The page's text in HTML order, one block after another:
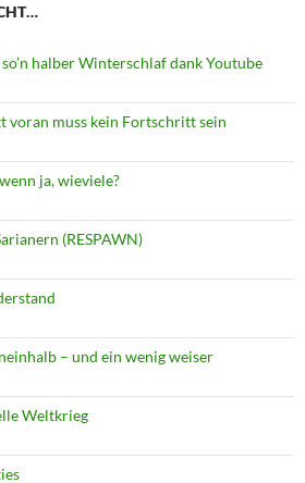
halber Winterschlaf dank Youtube
voran muss kein Fortschritt sein
ja, wieviele?
(RESPAWN)
– und ein wenig weiser
Weltkrieg